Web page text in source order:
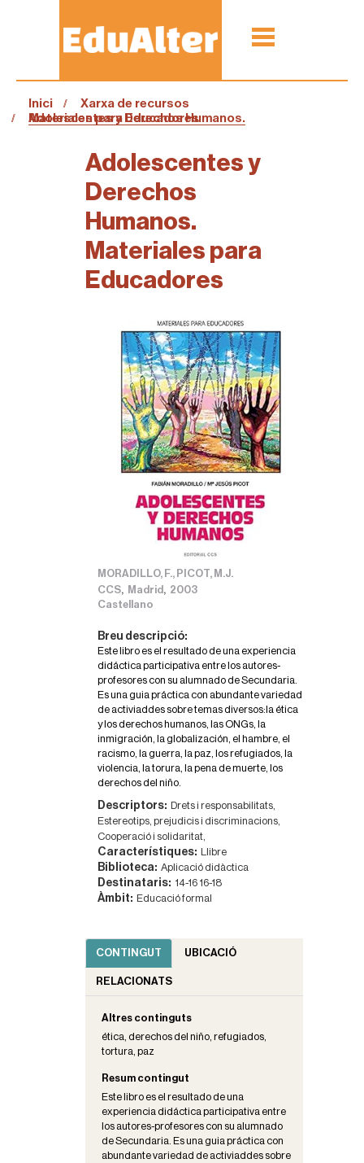
Inici
Xarxa de recursos
Adolescentes y Derechos Humanos. Materiales para Educadores
Adolescentes y
Derechos
Humanos.
Materiales para
Educadores
MORADILLO, F., PICOT, M.J.
CCS, Madrid , 2003
Castellano
Breu descripció:
Este libro es el resultado de una experiencia
didáctica participativa entre los autores-
profesores con su alumnado de Secundaria.
Es una guia práctica con abundante variedad
de activiaddes sobre temas diversos:la ética
y los derechos humanos, las ONGs, la
inmigración, la globalización, el hambre, el
racismo, la guerra, la paz, los refugiados, la
violencia, la torura, la pena de muerte, los
derechos del niño.
Descriptors: Drets i responsabilitats,
Estereotips, prejudicis i discriminacions,
Cooperació i solidaritat,
Característiques: Llibre
Biblioteca: Aplicació didàctica
Destinataris: 14-16 16-18
Àmbit: Educació formal
CONTINGUT UBICACIÓ
RELACIONATS
Altres continguts
ética, derechos del niño, refugiados,
tortura, paz
Resum contingut
Este libro es el resultado de una
experiencia didáctica participativa entre
los autores-profesores con su alumnado
de Secundaria. Es una guia práctica con
abundante variedad de activiaddes sobre